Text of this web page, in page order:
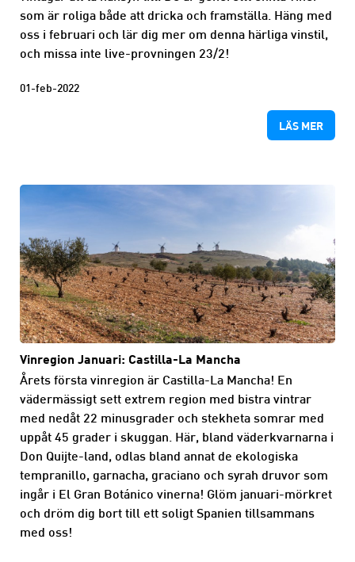
som är roliga både att dricka och framställa. Häng med
oss i februari och lär dig mer om denna härliga vinstil,
och missa inte live-provningen 23/2!
01-feb-2022
LÄS MER
Vinregion Januari: Castilla-La Mancha
Årets första vinregion är Castilla-La Mancha! En
vädermässigt sett extrem region med bistra vintrar
med nedåt 22 minusgrader och stekheta somrar med
uppåt 45 grader i skuggan. Här, bland väderkvarnarna i
Don Quijte-land, odlas bland annat de ekologiska
tempranillo, garnacha, graciano och syrah druvor som
ingår i El Gran Botánico vinerna! Glöm januari-mörkret
och dröm dig bort till ett soligt Spanien tillsammans
med oss!